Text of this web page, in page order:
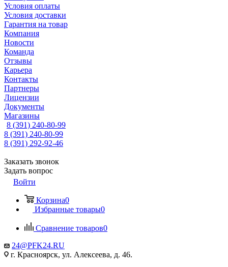
Условия оплаты
Условия доставки
Гарантия на товар
Компания
Новости
Команда
Отзывы
Карьера
Контакты
Партнеры
Лицензии
Документы
Магазины
8 (391) 240-80-99
8 (391) 240-80-99
8 (391) 292-92-46
Заказать звонок
Задать вопрос
Войти
Корзина0
Избранные товары0
Сравнение товаров0
24@PFK24.RU
г. Красноярск, ул. Алексеева, д. 46.